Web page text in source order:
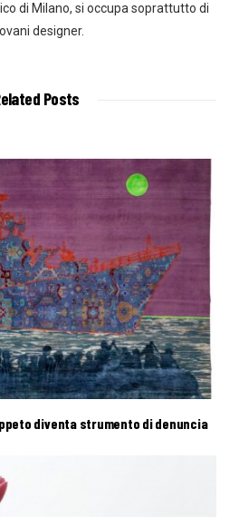
di Milano, si occupa soprattutto di
designer.
Posts
diventa strumento di denuncia